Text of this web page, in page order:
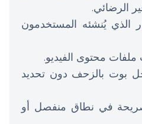
الذي يُنشئه المستخدمون
محتوى الفيديو.
بوت بالزحف دون تحديد
في نطاق منفصل أو